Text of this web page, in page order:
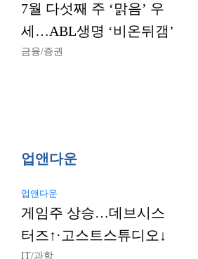
7월 다섯째 주 ‘맑음’ 우
세…ABL생명 ‘비온뒤갬’
금융/증권
업앤다운
업앤다운
게임주 상승…데브시스
터즈↑·고스트스튜디오↓
IT/과학